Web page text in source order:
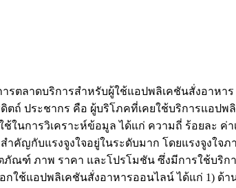
ลาดบริการสำหรับผู้ใช้แอปพลิเคชันสั่งอาหาร
ถ์ ประชากร คือ ผู้บริโภคที่เคยใช้บริการแอป
นการวิเคราะห์ข้อมูล ได้แก่ ความถี่ ร้อยละ ค่า
ญกับแรงจูงใจอยู่ในระดับมาก โดยแรงจูงใจ
ฑ์ ภาพ ราคา และโปรโมชัน ซึ่งมีการใช้บริก
กใช้แอปพลิเคชันสั่งอาหารออนไลน์ ได้แก่ 1)